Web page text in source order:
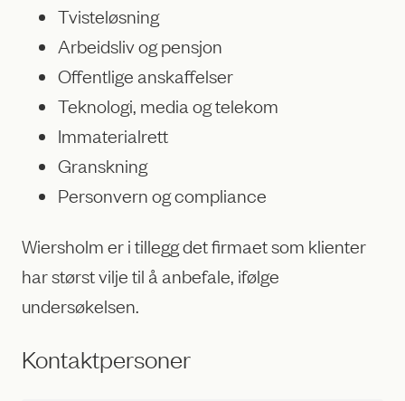
Tvisteløsning
Arbeidsliv og pensjon
Offentlige anskaffelser
Teknologi, media og telekom
Immaterialrett
Granskning
Personvern og compliance
Wiersholm er i tillegg det firmaet som klienter
har størst vilje til å anbefale, ifølge
undersøkelsen.
Kontaktpersoner